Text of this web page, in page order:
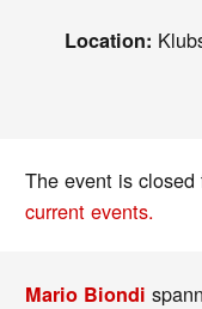
Location:
The event is
current events.
Mario Biondi